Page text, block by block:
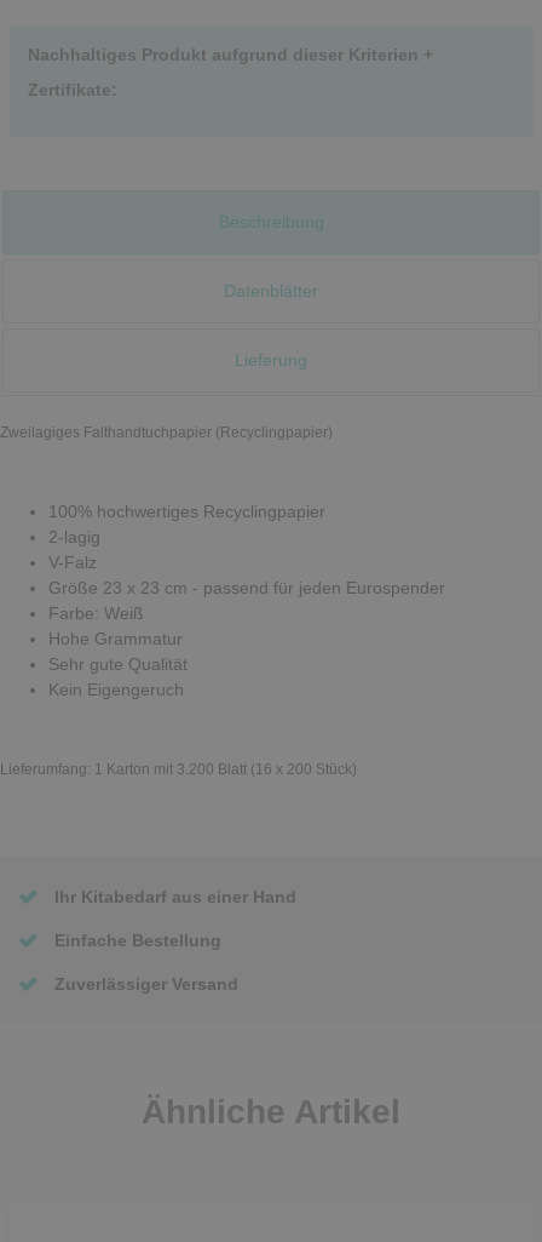
Nachhaltiges Produkt aufgrund dieser Kriterien +
Zertifikate:
Beschreibung
Datenblätter
Lieferung
Zweilagiges Falthandtuchpapier (Recyclingpapier)
100% hochwertiges Recyclingpapier
2-lagig
V-Falz
Größe 23 x 23 cm - passend für jeden Eurospender
Farbe: Weiß
Hohe Grammatur
Sehr gute Qualität
Kein Eigengeruch
Lieferumfang: 1 Karton mit 3.200 Blatt (16 x 200 Stück)
Ihr Kitabedarf aus einer Hand
Einfache Bestellung
Zuverlässiger Versand
Ähnliche Artikel